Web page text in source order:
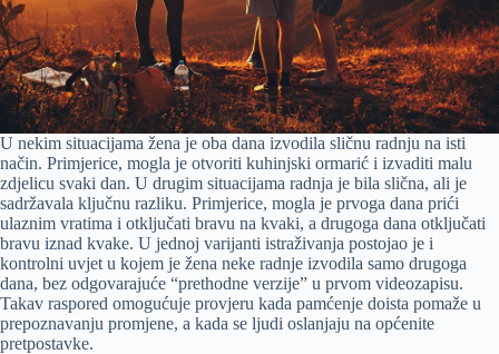
U nekim situacijama žena je oba dana izvodila sličnu radnju na isti
način. Primjerice, mogla je otvoriti kuhinjski ormarić i izvaditi malu
zdjelicu svaki dan. U drugim situacijama radnja je bila slična, ali je
sadržavala ključnu razliku. Primjerice, mogla je prvoga dana prići
ulaznim vratima i otključati bravu na kvaki, a drugoga dana otključati
bravu iznad kvake. U jednoj varijanti istraživanja postojao je i
kontrolni uvjet u kojem je žena neke radnje izvodila samo drugoga
dana, bez odgovarajuće “prethodne verzije” u prvom videozapisu.
Takav raspored omogućuje provjeru kada pamćenje doista pomaže u
prepoznavanju promjene, a kada se ljudi oslanjaju na općenite
pretpostavke.